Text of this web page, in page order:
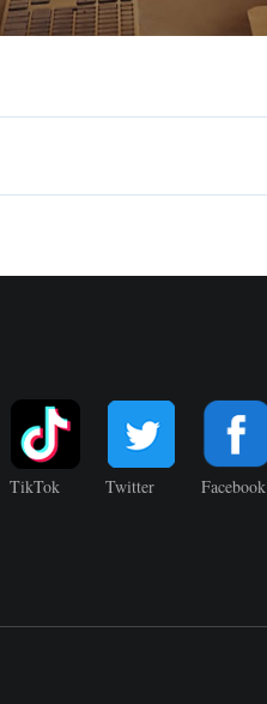
TikTok Twitter Facebook